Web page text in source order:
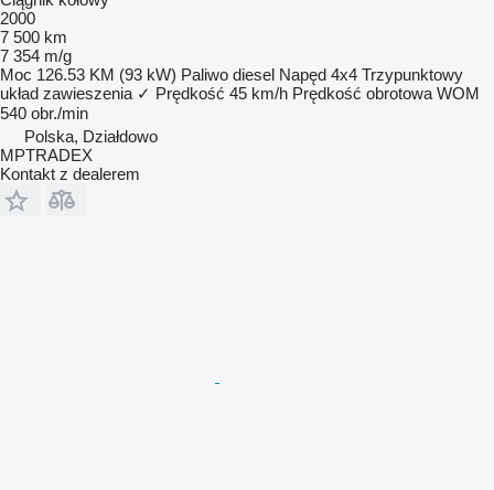
2000
7 500 km
7 354 m/g
Moc 126.53 KM (93 kW) Paliwo diesel Napęd 4x4 Trzypunktowy
układ zawieszenia ✓ Prędkość 45 km/h Prędkość obrotowa WOM
540 obr./min
Polska, Działdowo
MPTRADEX
Kontakt z dealerem